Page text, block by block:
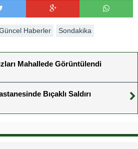
Haberler Sondakika
Mahallede Görüntülendi
Bıçaklı Saldırı